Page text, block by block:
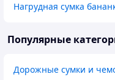
Нагрудная сумка
Популярные
Дорожные сумки и